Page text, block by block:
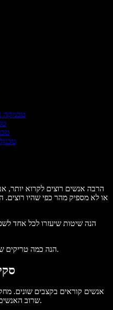
טכניקה 1 - עצירת הקול הפנימי
טכניקה 3
הרבה אנשים רוצים לקרוא יותר,
או לא מספיק מהר כפי שהיו
הנה שיטות שיעזרו לכל אחד
הנה כמה טריקים שיעזרו לכם להתחיל לקרוא מהר יותר.
אנשים קוראים בקצבים שונים.
שרוב האנשים קוראים בקצב הדיבור הרגיל שלהם.